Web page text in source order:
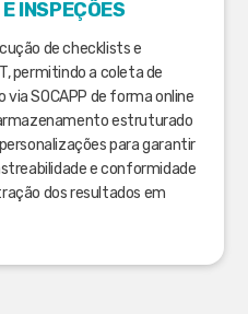
INSPEÇÕES
de checklists e
permitindo a coleta de
via SOCAPP de forma online
estruturado
para garantir
e conformidade
dos resultados em